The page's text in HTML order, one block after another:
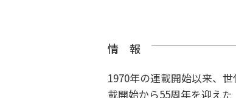
情 報
1970年の連載開始以来、
載開始から55周年を迎え